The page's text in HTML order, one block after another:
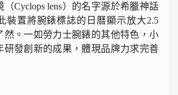
Cyclops lens）的名字源於希臘神話
裝置將腕錶標誌的日曆顯示放大2.5
然。一如勞力士腕錶的其他特色，小
研發創新的成果，體現品牌力求完善